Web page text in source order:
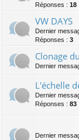
Réponses : 18
VW DAYS
Dernier
Réponses : 3
Clonage
Dernier
L'échelle
Dernier
Réponses : 83
Dernier